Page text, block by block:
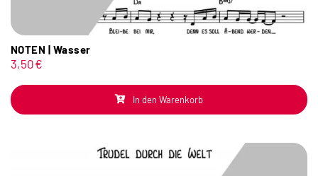
NOTEN | Wasser
3,50€
In den Warenkorb